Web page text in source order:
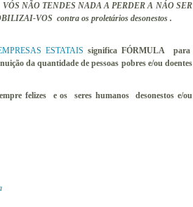
NÃO TENDES NADA A PERDER A NÁO SER
VOS contra os proletários desonestos .
ESTATAIS significa FÓRMULA para
da quantidade de pessoas pobres e/ou doentes
felizes e os seres humanos desonestos e/ou